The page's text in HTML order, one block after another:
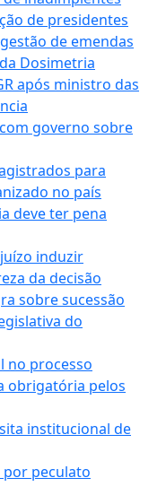
de presidentes
de emendas
Dosimetria
após ministro das
governo sobre
para
no país
deve ter pena
induzir
da decisão
sobre sucessão
do
no processo
obrigatória pelos
institucional de
por peculato